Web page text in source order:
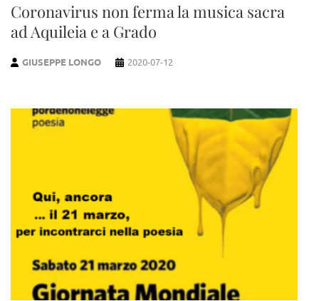
Coronavirus non ferma la musica sacra
ad Aquileia e a Grado
GIUSEPPE LONGO 2020-07-12